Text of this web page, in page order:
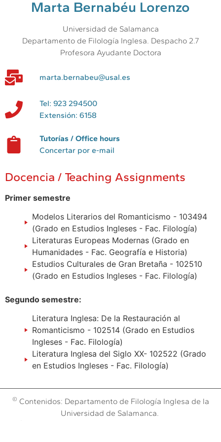
Marta Bernabéu Lorenzo
Universidad de Salamanca
Departamento de Filología Inglesa. Despacho 2.7
Profesora Ayudante Doctora
marta.bernabeu@usal.es
Tel: 923 294500
Extensión: 6158
Tutorías / Office hours
Concertar por e-mail
Docencia / Teaching Assignments
Primer semestre
Modelos Literarios del Romanticismo - 103494
(Grado en Estudios Ingleses - Fac. Filología)
Literaturas Europeas Modernas (Grado en
Humanidades - Fac. Geografía e Historia)
Estudios Culturales de Gran Bretaña - 102510
(Grado en Estudios Ingleses - Fac. Filología)
Segundo semestre:
Literatura Inglesa: De la Restauración al
Romanticismo - 102514 (Grado en Estudios
Ingleses - Fac. Filología)
Literatura Inglesa del Siglo XX- 102522 (Grado
en Estudios Ingleses - Fac. Filología)
© Contenidos: Departamento de Filología Inglesa de la
Universidad de Salamanca.